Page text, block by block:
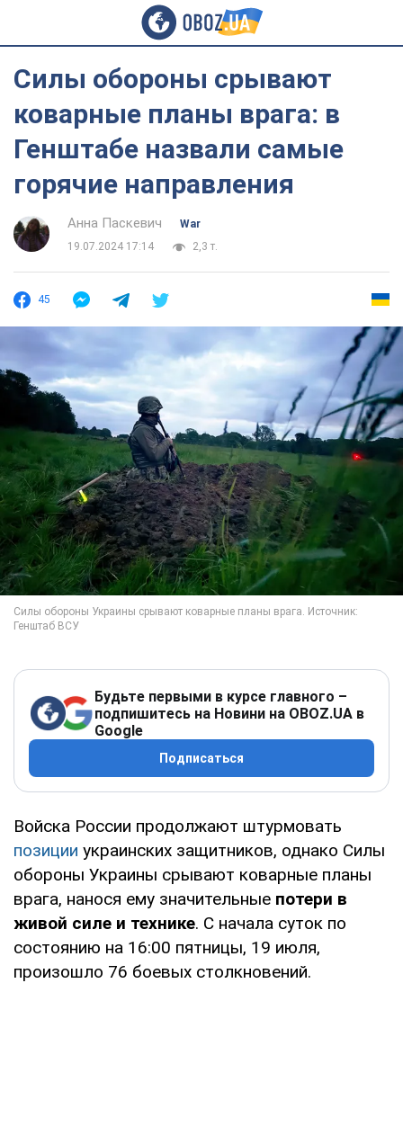
Силы обороны срывают
коварные планы врага: в
Генштабе назвали самые
горячие направления
Анна Паскевич
War
19.07.2024 17:14
2,3 т.
45
Будьте первыми в курсе главного –
подпишитесь на Новини на OBOZ.UA в
Google
Подписаться
Войска России продолжают штурмовать
позиции украинских защитников, однако Силы
обороны Украины срывают коварные планы
врага, нанося ему значительные потери в
живой силе и технике. С начала суток по
состоянию на 16:00 пятницы, 19 июля,
произошло 76 боевых столкновений.